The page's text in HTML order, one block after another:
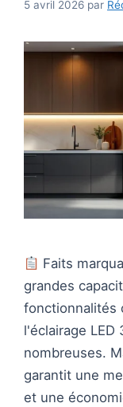
5 avril 2026 par
Faits
grandes
fonctionnalités
l'éclairage LED
nombreuses.
garantit une
et une